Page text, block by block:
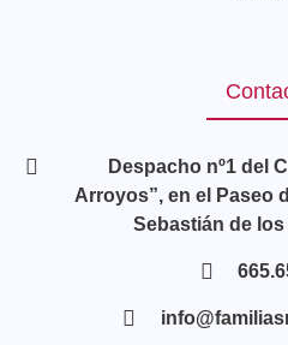
Despacho nº1 del
Arroyos”, en el Paseo
Sebastián de los